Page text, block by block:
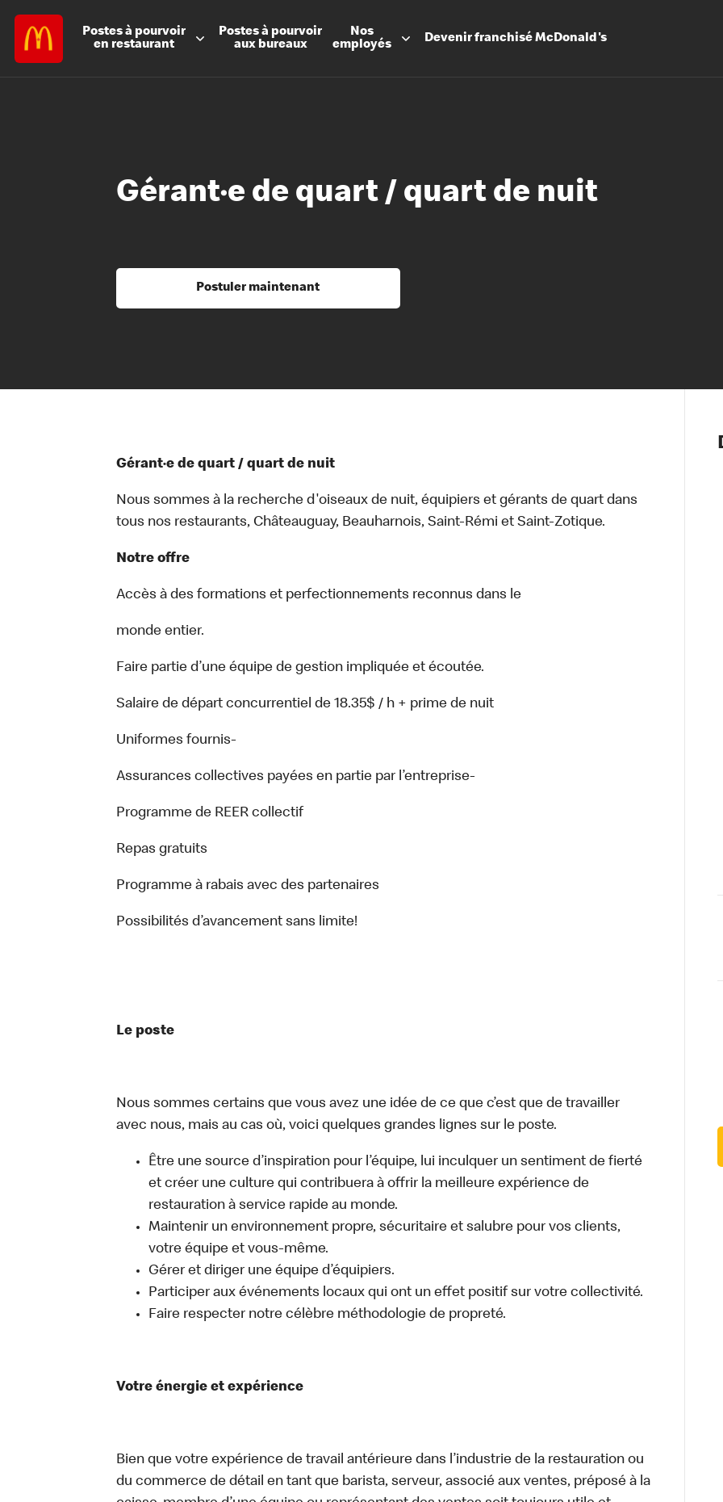
Postes à pourvoir
en restaurant
Postes à pourvoir
aux bureaux
Nos
employés
DevenirfranchiséMcDonald's
Les
Notre
Nos
Santé et
Gérant·e de quart / quart de nuit
Postuler maintenant
Gérant·e de quart / quart de nuit
Nous sommes à la recherche d'oiseaux de nuit, équipiers et gérants de quart dans
tous nos restaurants, Châteauguay, Beauharnois, Saint-Rémi et Saint-Zotique.
Notre offre
Accès à des formations et perfectionnements reconnus dans le
monde entier.
Faire partie d’une équipe de gestion impliquée et écoutée.
Salaire de départ concurrentiel de 18.35$ / h + prime de nuit
Uniformes fournis-
Assurances collectives payées en partie par l’entreprise-
Programme de REER collectif
Repas gratuits
Programme à rabais avec des partenaires
Possibilités d’avancement sans limite!
Le poste
Nous sommes certains que vous avez une idée de ce que c’est que de travailler
avec nous, mais au cas où, voici quelques grandes lignes sur le poste.
Être une source d’inspiration pour l’équipe, lui inculquer un sentiment de fierté
et créer une culture qui contribuera à offrir la meilleure expérience de
restauration à service rapide au monde.
Maintenir un environnement propre, sécuritaire et salubre pour vos clients,
votre équipe et vous-même.
Gérer et diriger une équipe d’équipiers.
Participer aux événements locaux qui ont un effet positif sur votre collectivité.
Faire respecter notre célèbre méthodologie de propreté.
Votre énergie et expérience
Bien que votre expérience de travail antérieure dans l’industrie de la restauration ou
du commerce de détail en tant que barista, serveur, associé aux ventes, préposé à la